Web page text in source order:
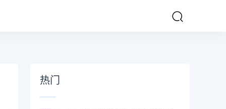
热门